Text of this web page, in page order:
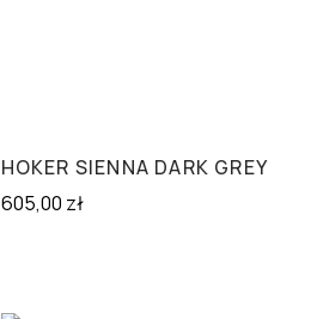
HOKER SIENNA DARK GREY
605,00 zł